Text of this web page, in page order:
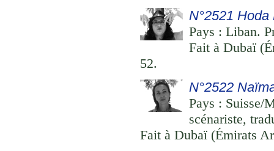
N°2521 Hoda
Pays : Liban.
Fait à Dubaï
52.
N°2522
Pays : Suisse/
scénariste,
Fait à Dubaï (Émirats